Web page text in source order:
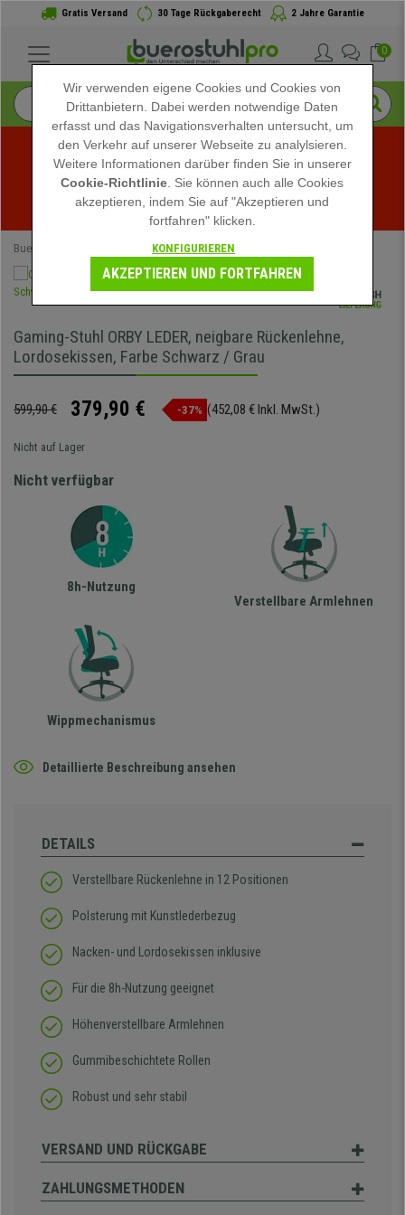
Gratis Versand 30 Tage Rückgaberecht 2 Jahre Garantie
0
Sommerschlussverkauf bei buerostuhlpro! Exklusive
Rabatte für kurze Zeit - Aktion ansehen -
Buerostuhlpro Gamingstühle
Gaming-Stuhl ORBY LEDER, neigbare Rückenlehne,
Lordosekissen, Farbe Schwarz / Grau
599,90 € 379,90 € -37% (452,08 € Inkl. MwSt.)
Nicht auf Lager
Nicht verfügbar
8h-Nutzung
Verstellbare Armlehnen
Wippmechanismus
Detaillierte Beschreibung ansehen
DETAILS
Verstellbare Rückenlehne in 12 Positionen
Polsterung mit Kunstlederbezug
Nacken- und Lordosekissen inklusive
Für die 8h-Nutzung geeignet
Höhenverstellbare Armlehnen
Gummibeschichtete Rollen
Robust und sehr stabil
VERSAND UND RÜCKGABE
ZAHLUNGSMETHODEN
Wir verwenden eigene Cookies und Cookies von
Drittanbietern. Dabei werden notwendige Daten
erfasst und das Navigationsverhalten untersucht, um
den Verkehr auf unserer Webseite zu analylsieren.
Weitere Informationen darüber finden Sie in unserer
Cookie-Richtlinie . Sie können auch alle Cookies
akzeptieren, indem Sie auf "Akzeptieren und
fortfahren" klicken.
KONFIGURIEREN
AKZEPTIEREN UND FORTFAHREN